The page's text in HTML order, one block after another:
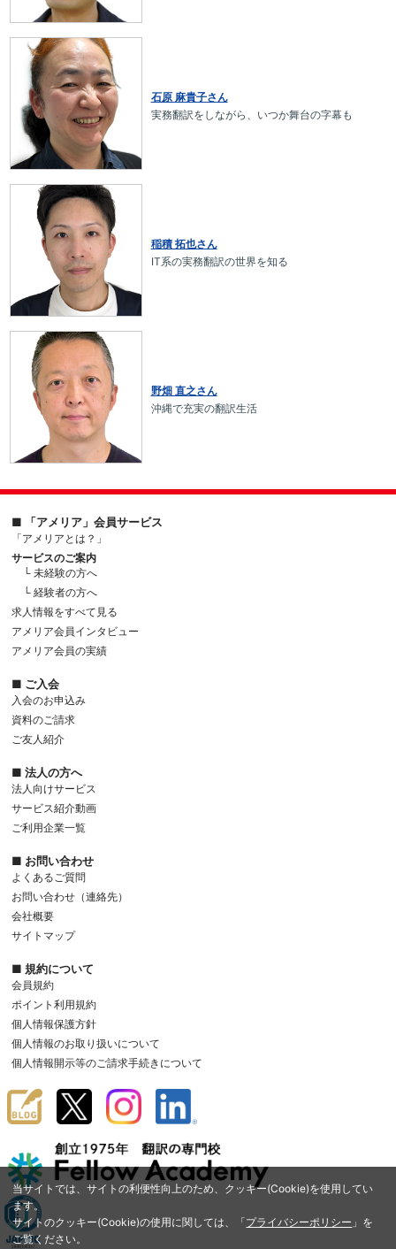
当サイトでは、サイトの利便性向上のため、クッキー(Cookie)を使用してい
ます。
サイトのクッキー(Cookie)の使用に関しては、「プライバシーポリシー 」を
ご覧ください。
石原 麻貴子さん
実務翻訳をしながら、いつか舞台の字幕も
稲積 拓也さん
IT系の実務翻訳の世界を知る
野畑 直之さん
沖縄で充実の翻訳生活
■ 「アメリア」会員サービス
「アメリアとは？」
サービスのご案内
└ 未経験の方へ
└ 経験者の方へ
求人情報をすべて見る
アメリア会員インタビュー
アメリア会員の実績
■ ご入会
入会のお申込み
資料のご請求
ご友人紹介
■ 法人の方へ
法人向けサービス
サービス紹介動画
ご利用企業一覧
■ お問い合わせ
よくあるご質問
お問い合わせ（連絡先）
会社概要
サイトマップ
■ 規約について
会員規約
ポイント利用規約
個人情報保護方針
個人情報のお取り扱いについて
個人情報開示等のご請求手続きについて